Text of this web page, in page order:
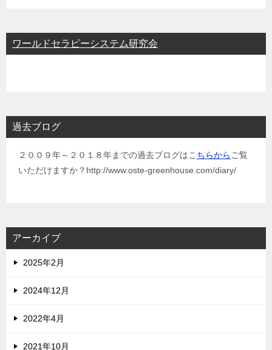
ワールドセラピーシステム研究会
過去ブログ
２００９年～２０１８年までの過去ブログはこ ちらから ご覧
いただけますか？http://www.oste-greenhouse.com/diary/
アーカイブ
2025年2月
2024年12月
2022年4月
2021年10月